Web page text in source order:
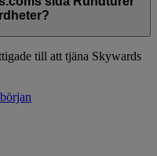
till att tjäna Skywards